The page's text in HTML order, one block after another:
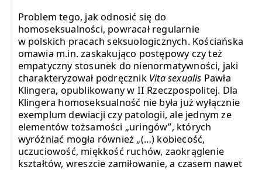
Problem tego, jak odnosić się do
homoseksualności, powracał regularnie
w polskich pracach seksuologicznych. Kościańska
omawia m.in. zaskakująco postępowy czy też
empatyczny stosunek do nienormatywności, jaki
charakteryzował podręcznik Vita sexualis Pawła
Klingera, opublikowany w II Rzeczpospolitej. Dla
Klingera homoseksualność nie była już wyłącznie
exemplum dewiacji czy patologii, ale jednym ze
elementów tożsamości „uringów”, których
wyróżniać mogła również „(…) kobiecość,
uczuciowość, miękkość ruchów, zaokrąglenie
kształtów, wreszcie zamiłowanie, a czasem nawet